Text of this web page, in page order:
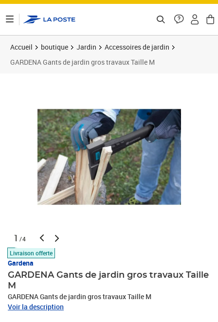
Accueil boutique Jardin
Accessoires de jardin
GARDENA Gants de jardin gros travaux Taille M
1 /4
Livraison offerte
Gardena
GARDENA Gants de jardin gros travaux Taille
M
GARDENA Gants de jardin gros travaux Taille M
Voir la description